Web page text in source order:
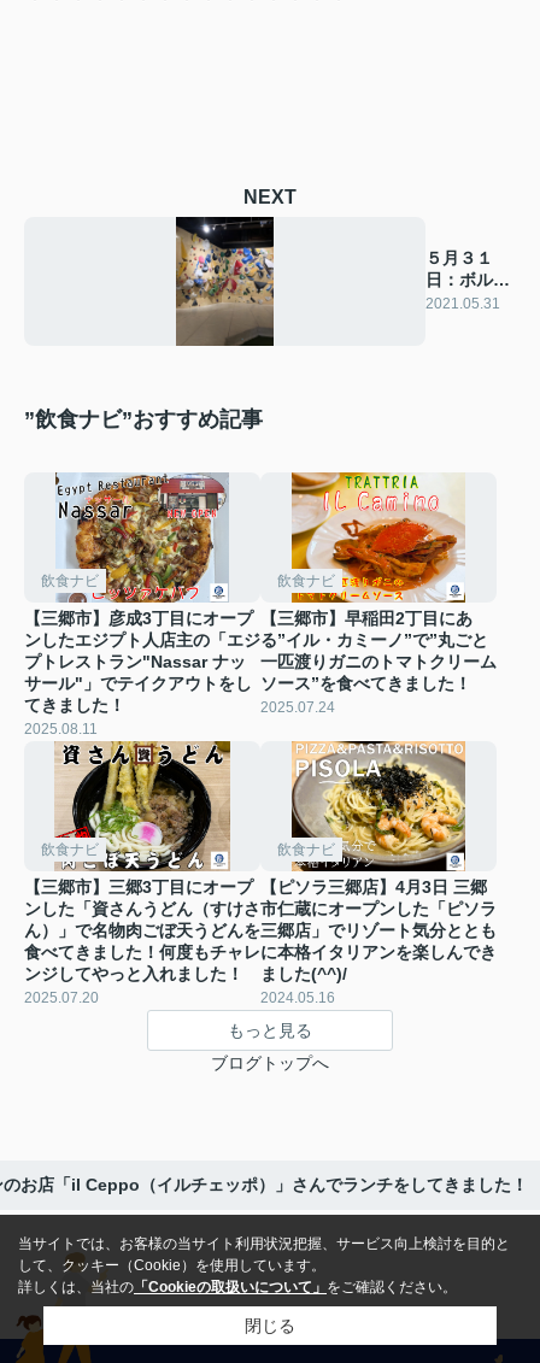
NEXT
５月３１
日：ボルダ
リング
2021.05.31
”飲食ナビ”おすすめ記事
飲食ナビ
【三郷市】彦成3丁目にオープ
ンしたエジプト人店主の「エジ
プトレストラン"Nassar ナッ
サール"」でテイクアウトをし
てきました！
2025.08.11
飲食ナビ
【三郷市】早稲田2丁目にあ
る”イル・カミーノ”で”丸ごと
一匹渡りガニのトマトクリーム
ソース”を食べてきました！
2025.07.24
飲食ナビ
【三郷市】三郷3丁目にオープ
ンした「資さんうどん（すけさ
ん）」で名物肉ごぼ天うどんを
食べてきました！何度もチャレ
ンジしてやっと入れました！
2025.07.20
飲食ナビ
【ピソラ三郷店】4月3日 三郷
市仁蔵にオープンした「ピソラ
三郷店」でリゾート気分ととも
に本格イタリアンを楽しんでき
ました(^^)/
2024.05.16
もっと見る
ブログトップへ
お店「il Ceppo（イルチェッポ）」さんでランチをしてきました！
当サイトでは、お客様の当サイト利用状況把握、サービス向上検討を目的と
して、クッキー（Cookie）を使用しています。
詳しくは、当社の 「Cookieの取扱いについて」 をご確認ください。
閉じる